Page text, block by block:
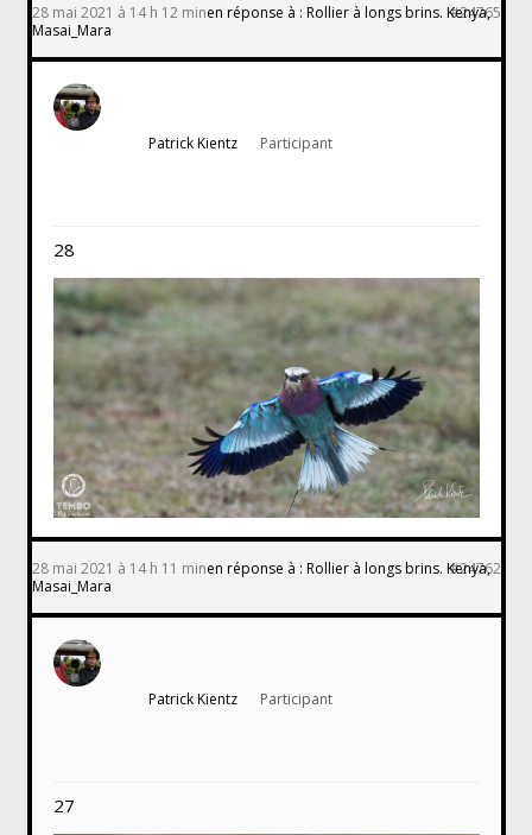
28 mai 2021 à 14 h 12 minen réponse à : Rollier à longs brins. Kenya,
Masai_Mara
#24765
Patrick Kientz Participant
28
28 mai 2021 à 14 h 11 minen réponse à : Rollier à longs brins. Kenya,
Masai_Mara
#24762
Patrick Kientz Participant
27